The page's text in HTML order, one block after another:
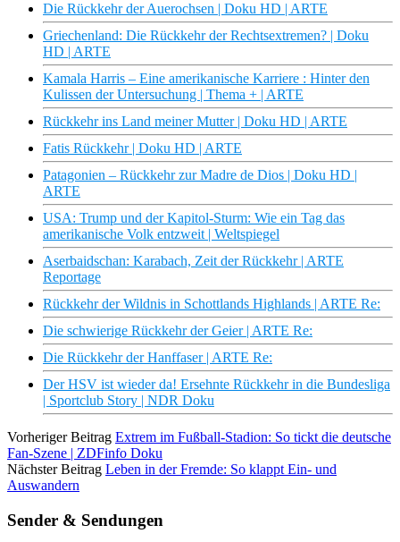
Die Rückkehr der Auerochsen | Doku HD | ARTE
Griechenland: Die Rückkehr der Rechtsextremen? | Doku
HD | ARTE
Kamala Harris – Eine amerikanische Karriere : Hinter den
Kulissen der Untersuchung | Thema + | ARTE
Rückkehr ins Land meiner Mutter | Doku HD | ARTE
Fatis Rückkehr | Doku HD | ARTE
Patagonien – Rückkehr zur Madre de Dios | Doku HD |
ARTE
USA: Trump und der Kapitol-Sturm: Wie ein Tag das
amerikanische Volk entzweit | Weltspiegel
Aserbaidschan: Karabach, Zeit der Rückkehr | ARTE
Reportage
Rückkehr der Wildnis in Schottlands Highlands | ARTE Re:
Die schwierige Rückkehr der Geier | ARTE Re:
Die Rückkehr der Hanffaser | ARTE Re:
Der HSV ist wieder da! Ersehnte Rückkehr in die Bundesliga
| Sportclub Story | NDR Doku
Vorheriger Beitrag Extrem im Fußball-Stadion: So tickt die deutsche
Fan-Szene | ZDFinfo Doku
Nächster Beitrag Leben in der Fremde: So klappt Ein- und
Auswandern
Sender & Sendungen